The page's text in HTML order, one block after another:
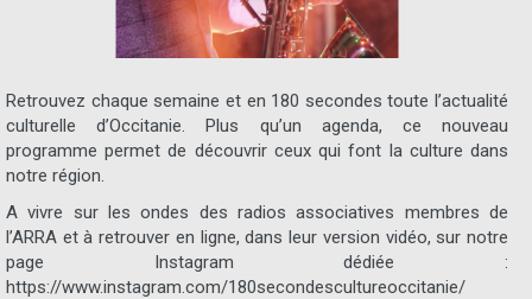
Retrouvez chaque semaine et en 180 secondes toute l’actualité
culturelle d’Occitanie. Plus qu’un agenda, ce nouveau
programme permet de découvrir ceux qui font la culture dans
notre région.
A vivre sur les ondes des radios associatives membres de
l’ARRA et à retrouver en ligne, dans leur version vidéo, sur notre
page Instagram dédiée :
https://www.instagram.com/180secondescultureoccitanie/